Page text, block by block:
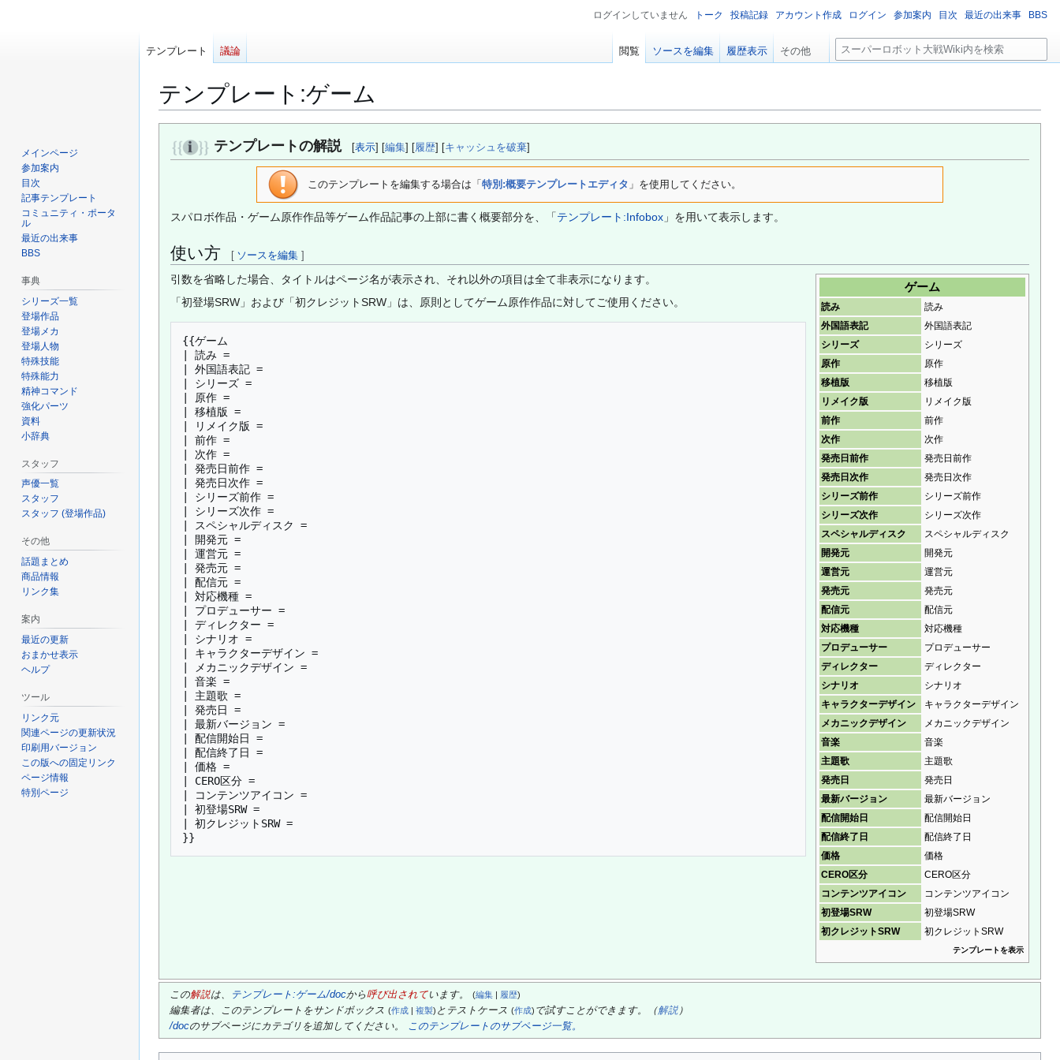
テンプレート :ゲーム
テンプレートの解説 [表示] [編集] [履歴] [キャッシュを破棄]
このテンプレートを編集する場合は「特別:概要テンプレートエディタ 」を使用してください。
スパロボ作品・ゲーム原作作品等ゲーム作品記事の上部に書く概要部分を、「テンプレート:Infobox 」を用いて表示します。
使い方 [ ソースを編集 ]
ゲーム
読み
読み
外国語表記
外国語表記
シリーズ
シリーズ
原作
原作
移植版
移植版
リメイク版
リメイク版
前作
前作
次作
次作
発売日前作
発売日前作
発売日次作
発売日次作
シリーズ前作
シリーズ前作
シリーズ次作
シリーズ次作
スペシャルディスク
スペシャルディスク
開発元
開発元
運営元
運営元
発売元
発売元
配信元
配信元
対応機種
対応機種
プロデューサー
プロデューサー
ディレクター
ディレクター
シナリオ
シナリオ
キャラクターデザイン
キャラクターデザイン
メカニックデザイン
メカニックデザイン
音楽
音楽
主題歌
主題歌
発売日
発売日
最新バージョン
最新バージョン
配信開始日
配信開始日
配信終了日
配信終了日
価格
価格
CERO区分
CERO区分
コンテンツアイコン
コンテンツアイコン
初登場SRW
初登場SRW
初クレジットSRW
初クレジットSRW
テンプレートを表示
引数を省略した場合、タイトルはページ名が表示され、それ以外の項目は全て非表示になります。
「初登場SRW」および「初クレジットSRW」は、原則としてゲーム原作作品に対してご使用ください。
{{ゲーム
| 読み =
| 外国語表記 =
| シリーズ =
| 原作 =
| 移植版 =
| リメイク版 =
| 前作 =
| 次作 =
| 発売日前作 =
| 発売日次作 =
| シリーズ前作 =
| シリーズ次作 =
| スペシャルディスク =
| 開発元 =
| 運営元 =
| 発売元 =
| 配信元 =
| 対応機種 =
| プロデューサー =
| ディレクター =
| シナリオ =
| キャラクターデザイン =
| メカニックデザイン =
| 音楽 =
| 主題歌 =
| 発売日 =
| 最新バージョン =
| 配信開始日 =
| 配信終了日 =
| 価格 =
| CERO区分 =
| コンテンツアイコン =
| 初登場SRW =
| 初クレジットSRW =
この解説は、 テンプレート:ゲーム/docから呼び出されています。(編集 履歴)
編集者は、このテンプレートをサンドボックス(作成 |複製) とテストケース(作成) で試すことができます。（解説 ）
/docのサブページにカテゴリを追加してください。 このテンプレートのサブページ一覧。
ログインしていません トーク 投稿記録 アカウント作成 ログイン 参加案内 目次 最近の出来事 BBS
テンプレート 議論 閲覧 ソースを編集 履歴表示 その他
検
索
メインページ
参加案内
目次
記事テンプレート
コミュニティ・ポータ
ル
最近の出来事
BBS
事典
シリーズ一覧
登場作品
登場メカ
登場人物
特殊技能
特殊能力
精神コマンド
強化パーツ
資料
小辞典
スタッフ
声優一覧
スタッフ
スタッフ (登場作品)
その他
話題まとめ
商品情報
リンク集
案内
最近の更新
おまかせ表示
ヘルプ
ツール
リンク元
関連ページの更新状況
印刷用バージョン
この版への固定リンク
ページ情報
特別ページ